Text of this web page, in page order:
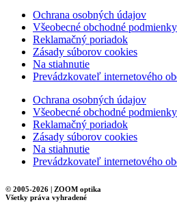
Ochrana osobných údajov
Všeobecné obchodné podmienky
Reklamačný poriadok
Zásady súborov cookies
Na stiahnutie
Prevádzkovateľ internetového
Ochrana osobných údajov
Všeobecné obchodné podmienky
Reklamačný poriadok
Zásady súborov cookies
Na stiahnutie
Prevádzkovateľ internetového
© 2005-2026 | ZOOM optika
Všetky práva vyhradené